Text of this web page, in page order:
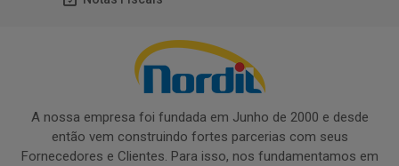
A nossa empresa foi fundada em Junho de 2000 e desde
então vem construindo fortes parcerias com seus
Fornecedores e Clientes. Para isso, nos fundamentamos em